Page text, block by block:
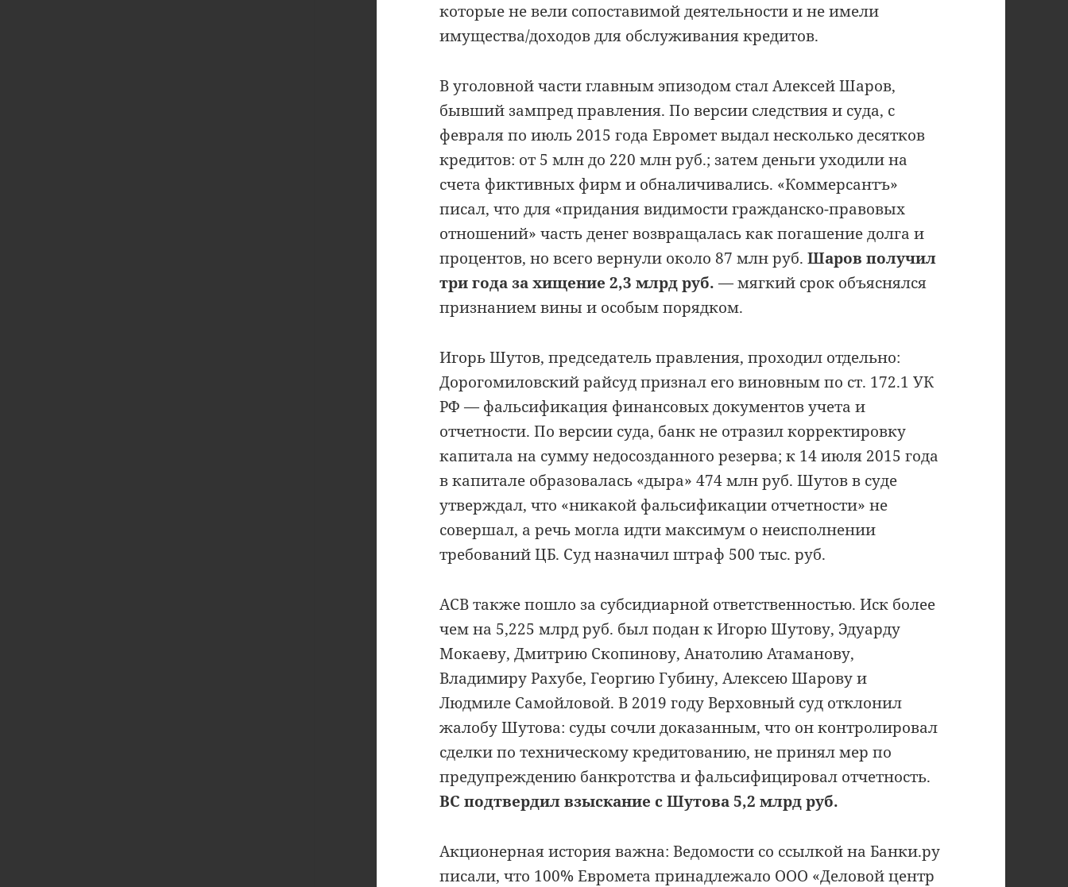
которые не вели сопоставимой деятельности и не имели
имущества/доходов для обслуживания кредитов.
В уголовной части главным эпизодом стал Алексей Шаров,
бывший зампред правления. По версии следствия и суда, с
февраля по июль 2015 года Евромет выдал несколько десятков
кредитов: от 5 млн до 220 млн руб.; затем деньги уходили на
счета фиктивных фирм и обналичивались. «Коммерсантъ»
писал, что для «придания видимости гражданско-правовых
отношений» часть денег возвращалась как погашение долга и
процентов, но всего вернули около 87 млн руб.Шаров получил
три года за хищение 2,3 млрд руб. — мягкий срок объяснялся
признанием вины и особым порядком.
Игорь Шутов, председатель правления, проходил отдельно:
Дорогомиловский райсуд признал его виновным по ст. 172.1 УК
РФ — фальсификация финансовых документов учета и
отчетности. По версии суда, банк не отразил корректировку
капитала на сумму недосозданного резерва; к 14 июля 2015 года
в капитале образовалась «дыра» 474 млн руб. Шутов в суде
утверждал, что «никакой фальсификации отчетности» не
совершал, а речь могла идти максимум о неисполнении
требований ЦБ. Суд назначил штраф 500 тыс. руб.
АСВ также пошло за субсидиарной ответственностью. Иск более
чем на 5,225 млрд руб. был подан к Игорю Шутову, Эдуарду
Мокаеву, Дмитрию Скопинову, Анатолию Атаманову,
Владимиру Рахубе, Георгию Губину, Алексею Шарову и
Людмиле Самойловой. В 2019 году Верховный суд отклонил
жалобу Шутова: суды сочли доказанным, что он контролировал
сделки по техническому кредитованию, не принял мер по
предупреждению банкротства и фальсифицировал отчетность.
ВС подтвердил взыскание с Шутова 5,2 млрд руб.
Акционерная история важна: Ведомости со ссылкой на Банки.ру
писали, что 100% Евромета принадлежало ООО «Деловой центр